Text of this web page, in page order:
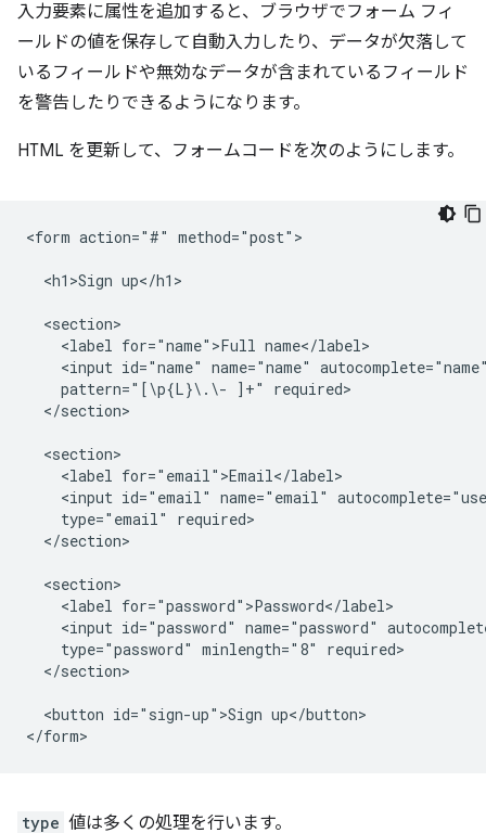
入力要素に属性を追加すると、ブラウザでフォーム フィ
ールドの値を保存して自動入力したり、データが欠落して
いるフィールドや無効なデータが含まれているフィールド
を警告したりできるようになります。
HTML を更新して、フォームコードを次のようにします。
<form action="#" method="post">
  <h1>Sign up</h1>
  <section>
    <label for="name">Full name</label>
<input id="name" name="name"
    pattern="[\p{L}\.\- ]+" required>
  </section>
  <section>
    <label for="email">Email</label>
<input id="email" name="email"
    type="email" required>
  </section>
  <section>
    <label for="password">Password</label>
<input id="password" name="password"
    type="password" minlength="8" required>
  </section>
  <button id="sign-up">Sign up</button>
type 値は多くの処理を行います。